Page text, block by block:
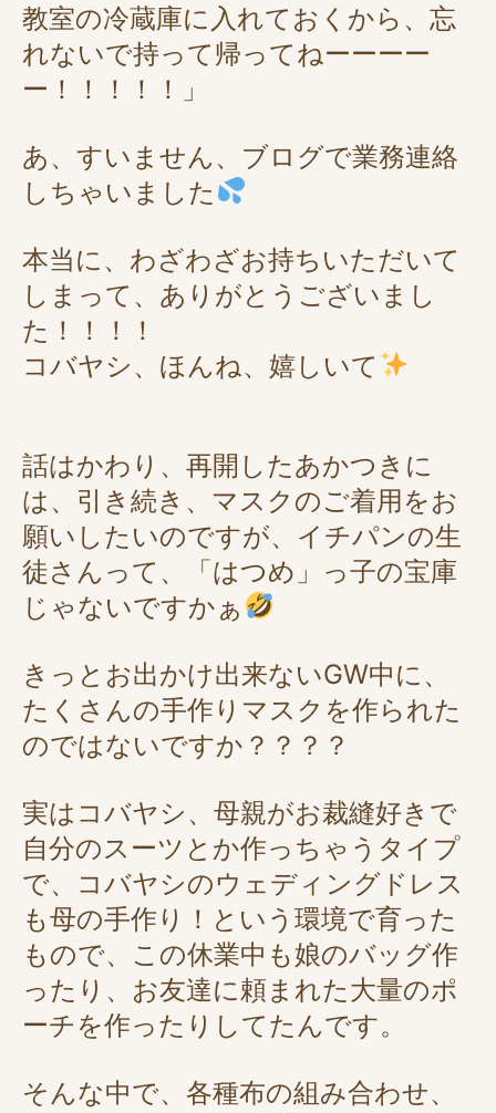
教室の冷蔵庫に入れておくから、忘
れないで持って帰ってねーーーー
ー！！！！！」
あ、すいません、ブログで業務連絡
しちゃいました
本当に、わざわざお持ちいただいて
しまって、ありがとうございまし
た！！！！
コバヤシ、ほんね、嬉しいて
話はかわり、再開したあかつきに
は、引き続き、マスクのご着用をお
願いしたいのですが、イチパンの生
徒さんって、「はつめ」っ子の宝庫
じゃないですかぁ
きっとお出かけ出来ないGW中に、
たくさんの手作りマスクを作られた
のではないですか？？？？
実はコバヤシ、母親がお裁縫好きで
自分のスーツとか作っちゃうタイプ
で、コバヤシのウェディングドレス
も母の手作り！という環境で育った
もので、この休業中も娘のバッグ作
ったり、お友達に頼まれた大量のポ
ーチを作ったりしてたんです。
そんな中で、各種布の組み合わせ、